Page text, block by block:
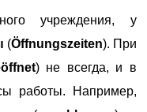
учреждения, у
(Öffnungszeiten). При
) не всегда, и в
работы. Например,